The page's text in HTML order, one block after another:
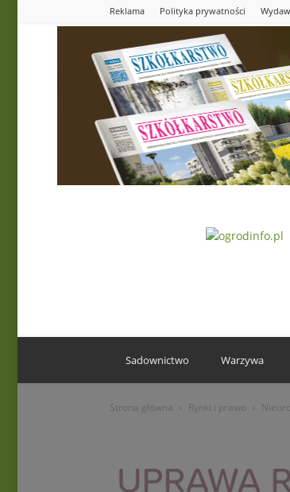
Reklama Polityka prywatności
Sadownictwo Warzywa
Strona główna Rynki i prawo